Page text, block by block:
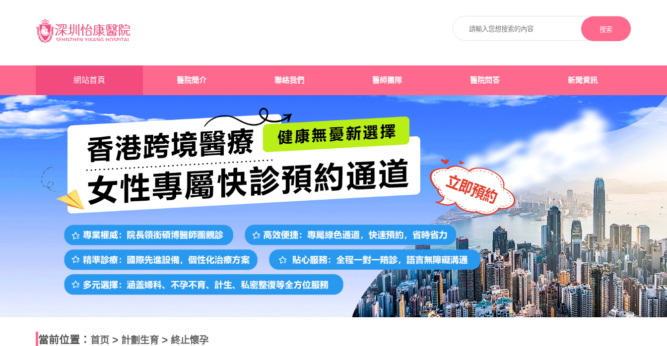
搜索
網站首頁 醫院簡介 聯絡我們 醫師團隊 醫院問答 新聞資訊
當前位置： 首页 > 計劃生育 > 終止懷孕